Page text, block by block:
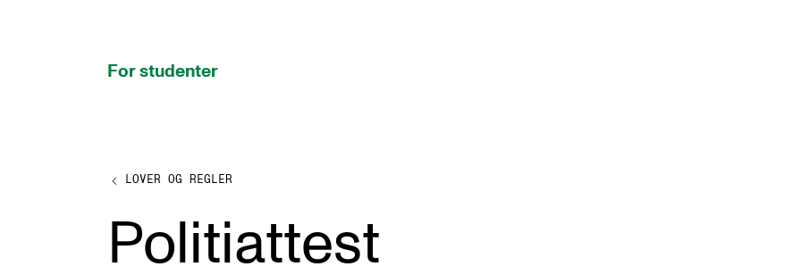
For studenter
STUDIENE
Eksamen, arbeidskrav og vitnemål
Studieplaner og emner
LOVER OG REGLER
Politiattest